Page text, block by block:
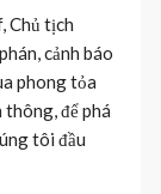
Chủ tịch
cảnh báo
phong tỏa
để phá
tôi đầu